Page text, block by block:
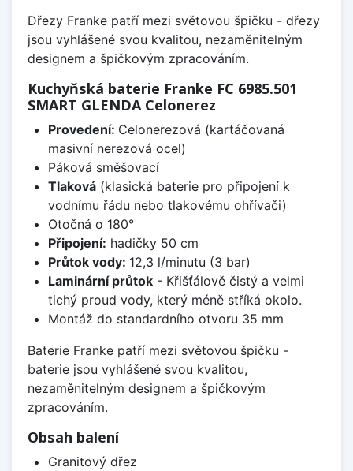
Dřezy Franke patří mezi světovou špičku - dřezy
jsou vyhlášené svou kvalitou, nezaměnitelným
designem a špičkovým zpracováním.
Kuchyňská baterie Franke FC 6985.501
SMART GLENDA Celonerez
Provedení: Celonerezová (kartáčovaná
masivní nerezová ocel)
Páková směšovací
Tlaková(klasická baterie pro připojení k
vodnímu řádu nebo tlakovému ohřívači)
Otočná o 180°
Připojení: hadičky 50 cm
Průtok vody: 12,3 l/minutu (3 bar)
Laminární průtok- Křišťálově čistý a velmi
tichý proud vody, který méně stříká okolo.
Montáž do standardního otvoru 35 mm
Baterie Franke patří mezi světovou špičku -
baterie jsou vyhlášené svou kvalitou,
nezaměnitelným designem a špičkovým
zpracováním.
Obsah balení
Granitový dřez